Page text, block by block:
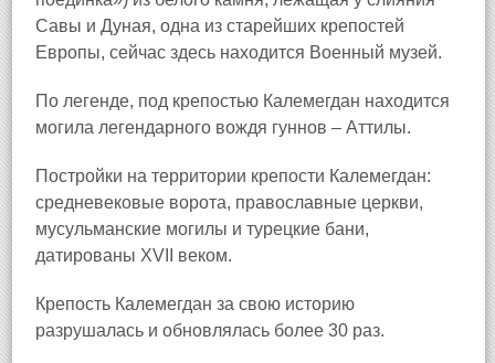
Савы и Дуная, одна из старейших крепостей
Европы, сейчас здесь находится Военный музей.
По легенде, под крепостью Калемегдан находится
могила легендарного вождя гуннов – Аттилы.
Постройки на территории крепости Калемегдан:
средневековые ворота, православные церкви,
мусульманские могилы и турецкие бани,
датированы XVII веком.
Крепость Калемегдан за свою историю
разрушалась и обновлялась более 30 раз.